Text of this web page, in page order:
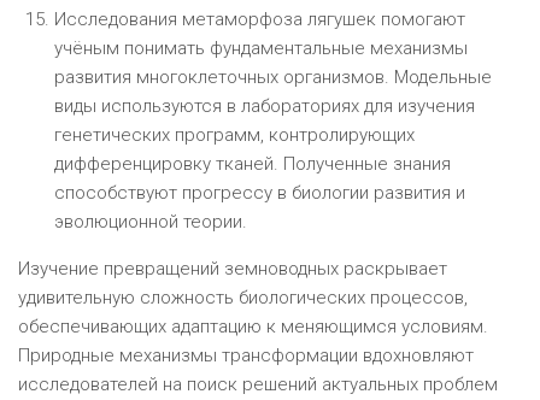
Исследования метаморфоза лягушек помогают
учёным понимать фундаментальные механизмы
развития многоклеточных организмов. Модельные
виды используются в лабораториях для изучения
генетических программ, контролирующих
дифференцировку тканей. Полученные знания
способствуют прогрессу в биологии развития и
эволюционной теории.
Изучение превращений земноводных раскрывает
удивительную сложность биологических процессов,
обеспечивающих адаптацию к меняющимся условиям.
Природные механизмы трансформации вдохновляют
исследователей на поиск решений актуальных проблем